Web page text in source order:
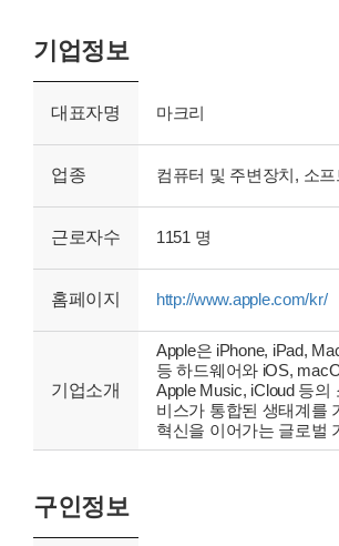
기업정보
대표자명 마크리
업종 컴퓨터 및 주변장치, 소
근로자수 1151 명
홈페이지 http://www.apple.com/kr/
기업소개
Apple은 iPhone, iPad,
등 하드웨어와 iOS,
Apple Music, iCloud 등의
비스가 통합된 생태계를
혁신을 이어가는 글로벌
구인정보